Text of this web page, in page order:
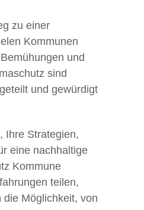
zu einer
Kommunen
und
sind
und gewürdigt
Ihre Strategien,
eine nachhaltige
Kommune
teilen,
Möglichkeit, von